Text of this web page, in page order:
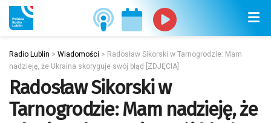
Radio Lublin > Wiadomości > Radosław Sikorski w Tarnogrodzie: Mam
nadzieję, że Ukraina skoryguje swój błąd [ZDJĘCIA]
Radosław Sikorski w
Tarnogrodzie: Mam nadzieję, że